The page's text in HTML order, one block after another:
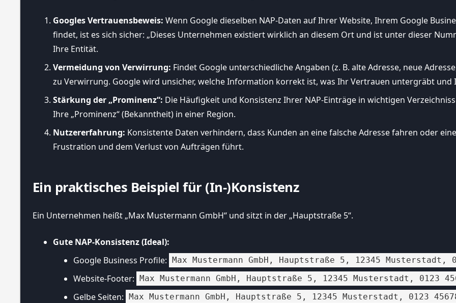
Googles Vertrauensbeweis: Wenn Google dieselben NAP-Daten auf Ihrer Website, Ihrem Google
findet, ist es sich sicher: „Dieses Unternehmen existiert wirklich an diesem Ort und ist unter dieser
Ihre Entität.
Vermeidung von Verwirrung: Findet Google unterschiedliche Angaben (z. B. alte Adresse, neue
zu Verwirrung. Google wird unsicher, welche Information korrekt ist, was Ihr Vertrauen untergräbt und
Stärkung der „Prominenz“: Die Häufigkeit und Konsistenz Ihrer NAP-Einträge in wichtigen
Ihre „Prominenz“ (Bekanntheit) in einer Region.
Nutzererfahrung: Konsistente Daten verhindern, dass Kunden an eine falsche Adresse fahren oder
Frustration und dem Verlust von Aufträgen führt.
Ein praktisches Beispiel für (In-)Konsistenz
Ein Unternehmen heißt „Max Mustermann GmbH“ und sitzt in der „Hauptstraße 5“.
Gute NAP-Konsistenz (Ideal):
Google Business Profile: Max Mustermann GmbH, Hauptstraße 5, 12345 Musterstadt,
Website-Footer: Max Mustermann GmbH, Hauptstraße 5, 12345 Musterstadt, 0123
Gelbe Seiten: Max Mustermann GmbH, Hauptstraße 5, 12345 Musterstadt, 0123